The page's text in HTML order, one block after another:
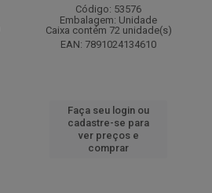
Código: 53576
Embalagem: Unidade
Caixa contém 72 unidade(s)
EAN: 7891024134610
Faça seu login ou
cadastre-se para
ver preços e
comprar